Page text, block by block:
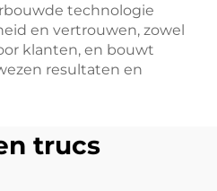
technologie
en vertrouwen, zowel
klanten, en bouwt
resultaten en
trucs